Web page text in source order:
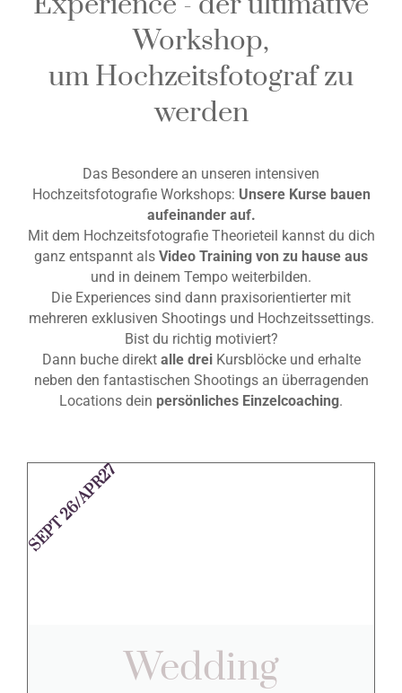
Workshop,
um Hochzeitsfotograf zu
werden
Das Besondere an unseren intensiven
Hochzeitsfotografie Workshops: Unsere Kurse bauen
aufeinander auf.
Mit dem Hochzeitsfotografie Theorieteil kannst du dich
ganz entspannt als Video Training von zu hause aus
und in deinem Tempo weiterbilden.
Die Experiences sind dann praxisorientierter mit
mehreren exklusiven Shootings und Hochzeitssettings.
Bist du richtig motiviert?
Dann buche direkt alle dreiKursblöcke und erhalte
neben den fantastischen Shootings an überragenden
Locations dein persönliches Einzelcoaching.
Wedding
SEPT 26/APR27